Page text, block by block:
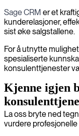
Sage CRM er et
kunderelasjoner,
sist øke salgstallene.
For å utnytte
spesialiserte
konsulenttjenester
Kjenne igjen
La oss bryte ned
vurdere